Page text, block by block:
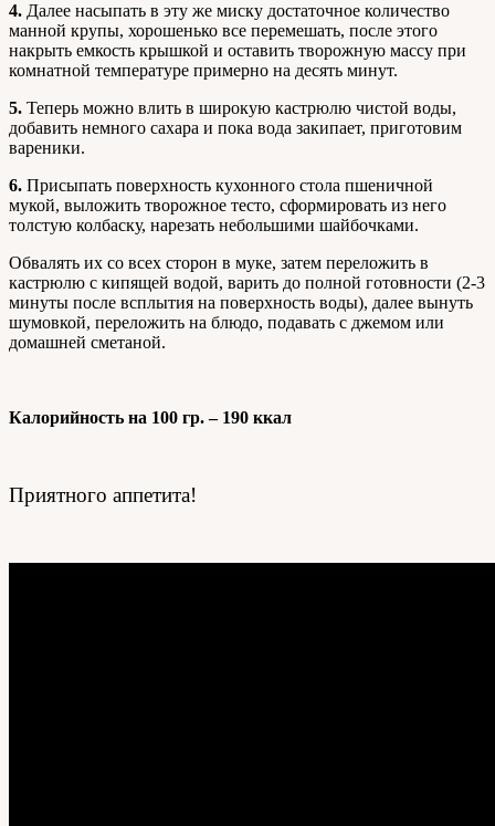
4. Далее насыпать в эту же миску достаточное количество
манной крупы, хорошенько все перемешать, после этого
накрыть емкость крышкой и оставить творожную массу при
комнатной температуре примерно на десять минут.
5. Теперь можно влить в широкую кастрюлю чистой воды,
добавить немного сахара и пока вода закипает, приготовим
вареники.
6. Присыпать поверхность кухонного стола пшеничной
мукой, выложить творожное тесто, сформировать из него
толстую колбаску, нарезать небольшими шайбочками.
Обвалять их со всех сторон в муке, затем переложить в
кастрюлю с кипящей водой, варить до полной готовности (2-3
минуты после всплытия на поверхность воды), далее вынуть
шумовкой, переложить на блюдо, подавать с джемом или
домашней сметаной.
Калорийность на 100 гр. – 190 ккал
Приятного аппетита!